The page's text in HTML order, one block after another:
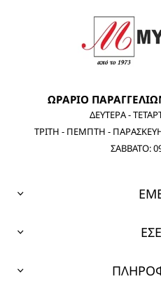
ΩΡΑΡΙΟ
ΔΕΥΤΕΡΑ -
ΤΡΙΤΗ - ΠΕΜΠΤΗ -
ΣΑΒΒΑΤΟ: